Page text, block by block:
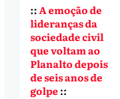
::A emoção de
lideranças da
sociedade civil
que voltam ao
Planalto depois
de seis anos de
golpe ::